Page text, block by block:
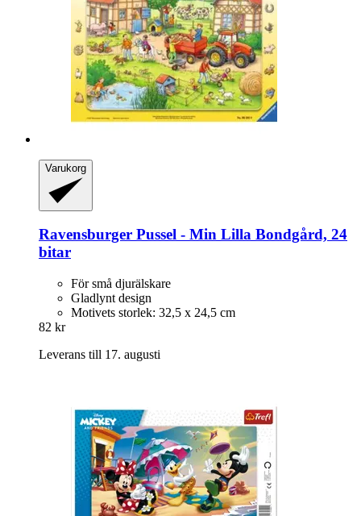
Varukorg
Ravensburger Pussel -​ Min Lilla Bondgård, 24
bitar
För små djurälskare
Gladlynt design
Motivets storlek: 32,5 x 24,5 cm
82 kr
Leverans till 17. augusti